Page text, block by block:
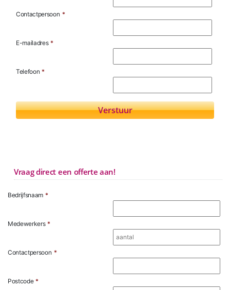
Contactpersoon *
E-mailadres *
Telefoon *
Vraag direct een offerte aan!
Bedrijfsnaam *
Medewerkers *
Contactpersoon *
Postcode *